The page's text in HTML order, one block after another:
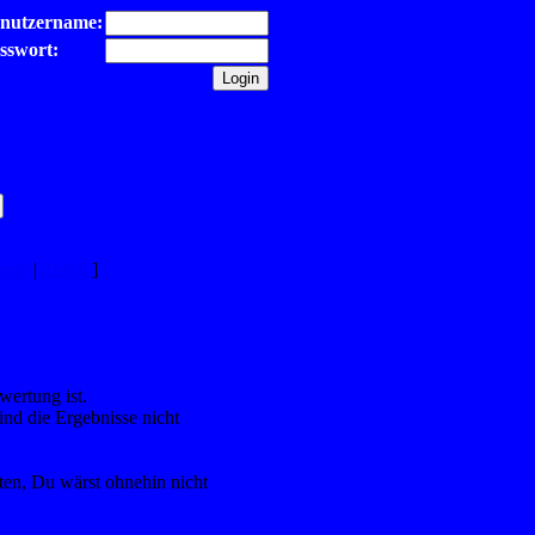
| ]
ist.
die Ergebnisse nicht
Du wärst ohnehin nicht